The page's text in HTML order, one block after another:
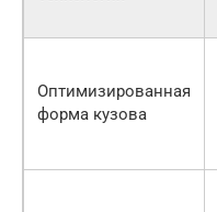
Оптимизированная
форма кузова